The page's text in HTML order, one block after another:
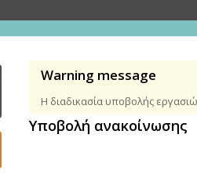
Warning message
Η διαδικασία υποβολής
Υποβολή ανακοίνωσης